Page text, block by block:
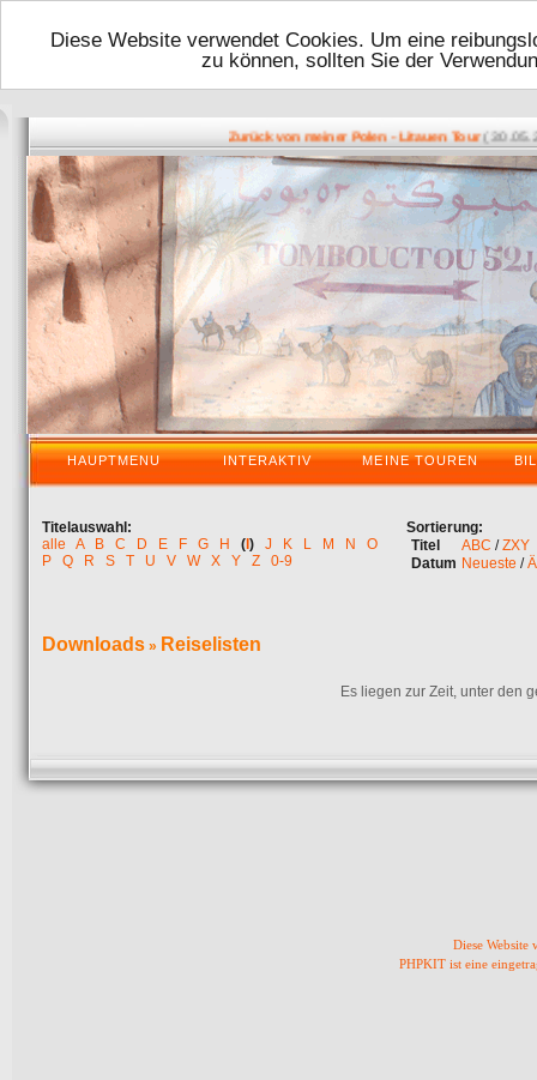
Diese Website verwendet Cookies. Um eine
zu können, sollten Sie der
Zurück von meiner Polen - Litauen Tour(
HAUPTMENU INTERAKTIV MEINE TOUREN
Titelauswahl:
alle
A B C D E F G H ( ) J K L M N
O
P
Q R S T U V W X Y Z 0-9
Sortierung:
Titel
ABC /ZXY
Datum Neueste /
Downloads » Reiselisten
Es liegen zur Zeit, unter den
Diese Website
PHPKIT ist eine